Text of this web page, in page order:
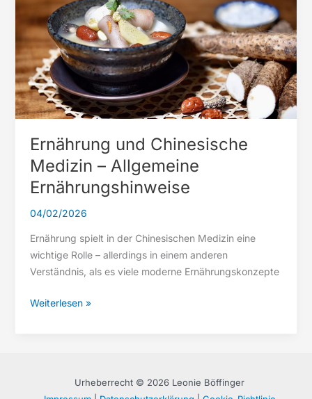
Ernährung und Chinesische
Medizin – Allgemeine
Ernährungshinweise
04/02/2026
Ernährung spielt in der Chinesischen Medizin eine
wichtige Rolle – allerdings in einem anderen
Verständnis, als es viele moderne Ernährungskonzepte
Ernährung
Allgemeine
Weiterlesen »
Urheberrecht © 2026 Leonie Böffinger